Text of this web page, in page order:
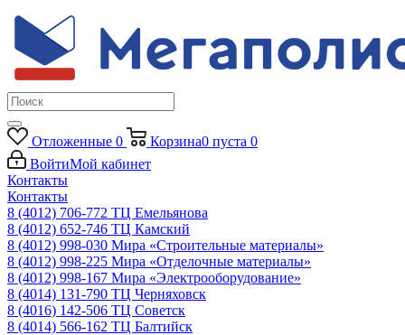
Отложенные 0 Корзина0 пуста 0
ВойтиМой кабинет
Контакты
Контакты
8 (4012) 706-772 ТЦ Емельянова
8 (4012) 652-746 ТЦ Камский
8 (4012) 998-030 Мира «Строительные материалы»
8 (4012) 998-225 Мира «Отделочные материалы»
8 (4012) 998-167 Мира «Электрооборудование»
8 (4014) 131-790 ТЦ Черняховск
8 (4016) 142-506 ТЦ Советск
8 (4014) 566-162 ТЦ Балтийск